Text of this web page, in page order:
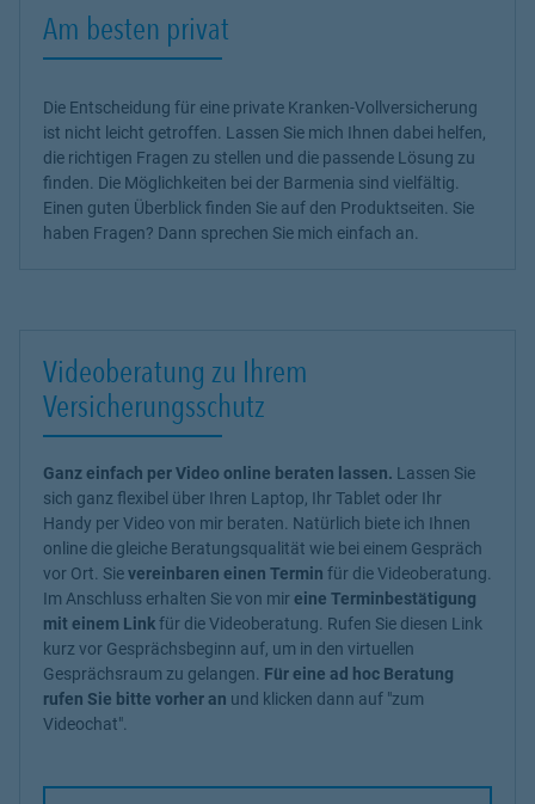
Am besten privat
Die Entscheidung für eine private Kranken-Vollversicherung
ist nicht leicht getroffen. Lassen Sie mich Ihnen dabei helfen,
die richtigen Fragen zu stellen und die passende Lösung zu
finden. Die Möglichkeiten bei der Barmenia sind vielfältig.
Einen guten Überblick finden Sie auf den Produktseiten. Sie
haben Fragen? Dann sprechen Sie mich einfach an.
Videoberatung zu Ihrem
Versicherungsschutz
Ganz einfach per Video online beraten lassen. Lassen Sie
sich ganz flexibel über Ihren Laptop, Ihr Tablet oder Ihr
Handy per Video von mir beraten. Natürlich biete ich Ihnen
online die gleiche Beratungsqualität wie bei einem Gespräch
vor Ort. Sievereinbaren einen Termin für die Videoberatung.
Im Anschluss erhalten Sie von mireine Terminbestätigung
mit einem Linkfür die Videoberatung. Rufen Sie diesen Link
kurz vor Gesprächsbeginn auf, um in den virtuellen
Gesprächsraum zu gelangen. Für eine ad hoc Beratung
rufen Sie bitte vorher an und klicken dann auf "zum
Videochat".